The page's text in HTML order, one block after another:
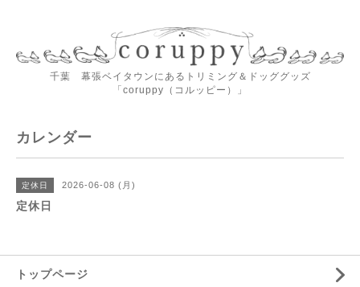
千葉 幕張ベイタウンにあるトリミング＆ドッググッズ
「coruppy（コルッピー）」
カレンダー
定休日 2026-06-08 (月)
定休日
トップページ